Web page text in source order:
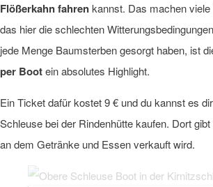
Flößerkahn fahrenkannst. Das machen
das hier die schlechten
jede Menge Baumsterben gesorgt haben, ist
per Bootein absolutes Highlight.
Ein Ticket dafür kostet 9 € und du kannst es
Schleuse bei der Rindenhütte kaufen. Dort
an dem Getränke und Essen verkauft wird.